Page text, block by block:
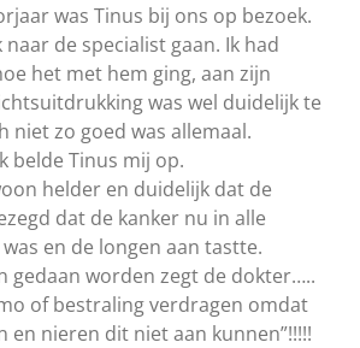
was Tinus bij ons op bezoek.
naar de specialist gaan. Ik had
het met hem ging, aan zijn
was wel duidelijk te
niet zo goed was allemaal.
belde Tinus mij op.
helder en duidelijk dat de
dat de kanker nu in alle
en de longen aan tastte.
gedaan worden zegt de dokter…..
of bestraling verdragen omdat
en nieren dit niet aan kunnen”!!!!!